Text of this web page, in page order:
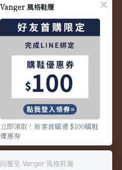
商品問題
政策|隱私權聲明|
Vanger 風格鞋履
Vanger 風格鞋履
立即領取！新客首購禮 $100購鞋
優惠券
回覆至 Vanger 風格鞋履